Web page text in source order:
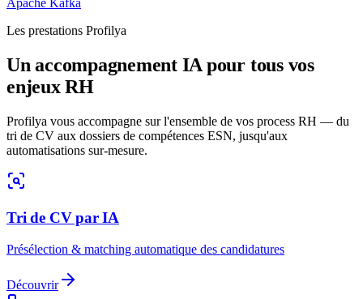
Apache Kafka
Les prestations Profilya
Un accompagnement IA pour tous vos
enjeux RH
Profilya vous accompagne sur l'ensemble de vos process RH — du
tri de CV aux dossiers de compétences ESN, jusqu'aux
automatisations sur-mesure.
Tri de CV par IA
Présélection & matching automatique des candidatures
Découvrir